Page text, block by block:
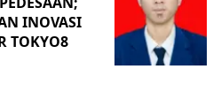
INOVASI
TOKYO8